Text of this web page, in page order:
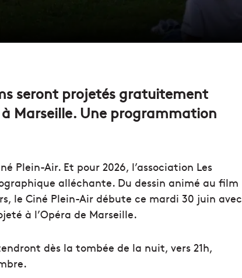
seront projetés gratuitement
Marseille. Une programmation
Plein-Air. Et pour 2026, l’association Les
alléchante. Du dessin animé au film
le Ciné Plein-Air débute ce mardi 30 juin avec
à l’Opéra de Marseille.
dès la tombée de la nuit, vers 21h,